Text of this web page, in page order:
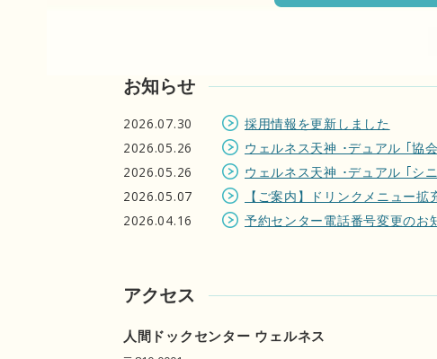
お知らせ
2026.07.30
採用情報を更新しました
2026.05.26
ウェルネス天神 ･デュアル ｢協
2026.05.26
ウェルネス天神 ･デュアル ｢シ
2026.05.07
【ご案内】ドリンクメニュー
2026.04.16
予約センター電話番号変更のお
アクセス
人間ドックセンター ウェルネス